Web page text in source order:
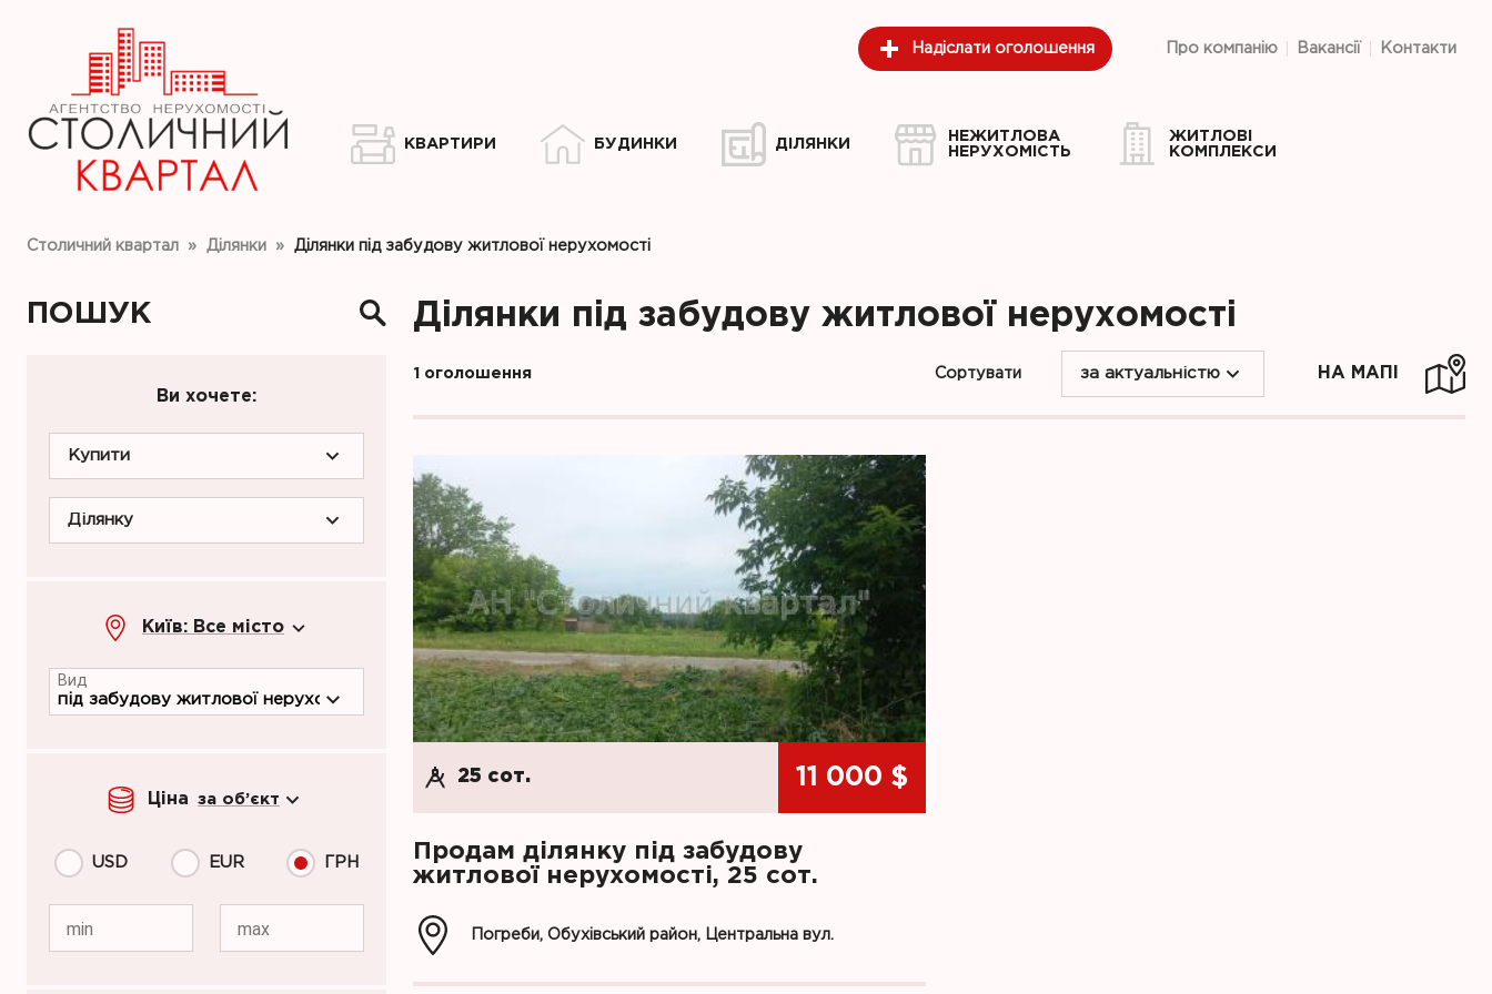
Надіслати оголошення Про компанію Вакансії Контакти
КВАРТИРИ БУДИНКИ ДІЛЯНКИ
НЕЖИТЛОВА
НЕРУХОМІСТЬ
ЖИТЛОВІ
КОМПЛЕКСИ
Столичний квартал » Ділянки » Ділянки під забудову житлової нерухомості
ПОШУК
Ви хочете:
Купити
Ділянку
Київ: Все місто
Вид
Ціна за об’єкт
USD EUR ГРН
min max
Ділянки під забудову житлової нерухомості
1 оголошення Сортувати за актуальністю НА МАПІ
25 сот. 11 000 $
Продам ділянку під забудову
житлової нерухомості, 25 сот.
Погреби, Обухівський район, Центральна вул.